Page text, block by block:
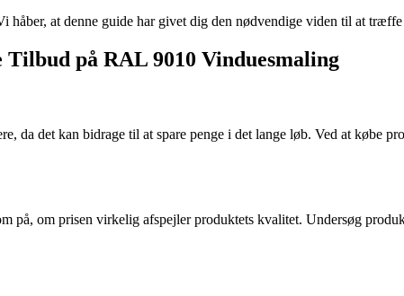
håber, at denne guide har givet dig den nødvendige viden til at
på RAL 9010 Vinduesmaling
da det kan bidrage til at spare penge i det lange løb. Ved at købe
om prisen virkelig afspejler produktets kvalitet. Undersøg